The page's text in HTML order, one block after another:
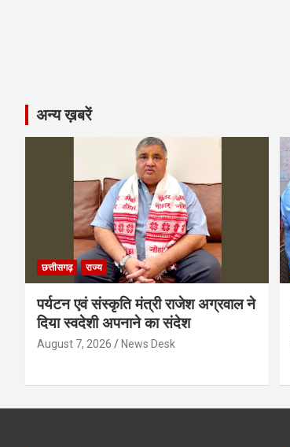
अन्य ख़बरें
छत्तीसगढ़ राज्य
पर्यटन एवं संस्कृति मंत्री राजेश अग्रवाल ने
दिया स्वदेशी अपनाने का संदेश
August 7, 2026 News Desk